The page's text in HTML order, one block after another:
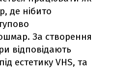
де нібито
За створення
відповідають
естетику VHS, та